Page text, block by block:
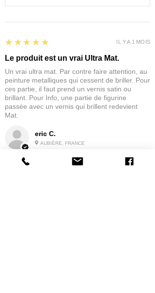
eric C.
AUBIÈRE, FRANCE
5
★★★★★
Le produit est un vrai Ultra Mat.
Un vrai ultra mat. Par contre faire attention, au
peinture metalliques qui cessent de briller. Pour
ces partie, il faut prend un vernis satin ou
brillant. Pour Info, une partie de figurine
passée avec un vernis qui brillent redevient
Mat.
IL Y A 1 MOIS